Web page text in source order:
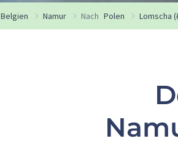
Belgien Namur Nach Polen Lomscha